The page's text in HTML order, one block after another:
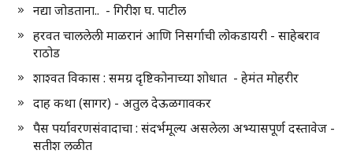
नद्या जोडताना.. - गिरीश घ. पाटील
हरवत चाललेली माळरानं आणि निसर्गाची लोकडायरी - साहेबराव
राठोड
शाश्वत विकास : समग्र दृष्टिकोनाच्या शोधात - हेमंत मोहरीर
दाह कथा (सागर) - अतुल देऊळगावकर
पैस पर्यावरणसंवादाचा : संदर्भमूल्य असलेला अभ्यासपूर्ण दस्तावेज -
सतीश लळीत